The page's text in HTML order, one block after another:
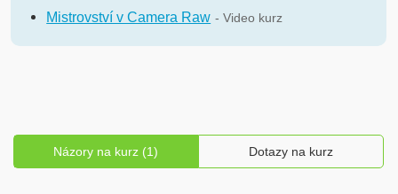
Mistrovství v Camera Raw - Video kurz
Názory na kurz (1) Dotazy na kurz